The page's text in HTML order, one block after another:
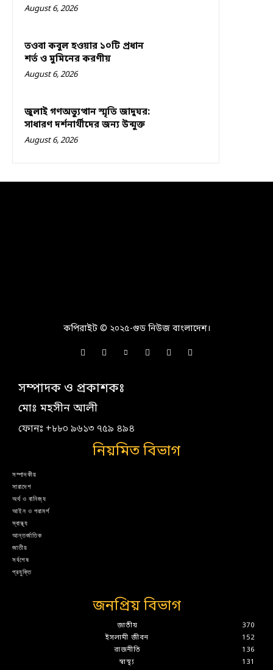
August 6, 2026
তওবা কবুল হওয়ার ১০টি প্রধান
শর্ত ও মুমিনের করণীয়
August 6, 2026
জুলাই গণঅভ্যুত্থান স্মৃতি জাদুঘর:
সাধারণ দর্শনার্থীদের জন্য উন্মুক্ত
August 6, 2026
কপিরাইট © ২০২৫-গুড নিউজ বাংলাদেশ।
সম্পাদক ও প্রকাশকঃ
মোঃ মহসীন আলী
ফোনঃ +৮৮০ ৯৬১৩ ৭৫৯ ৪৯৪
নিয়মিত বিভাগ
সম্পাদকীয়
সারাদেশ
অর্থ ও বানিজ্য
আইন ও পরামর্শ
স্বাস্থ্য
আন্তর্জাতিক
জাতীয়
সর্বশেষ
প্রযুক্তি
জনপ্রিয় বিভাগ
জাতীয়
370
ইসলামী জীবন
152
রাজনীতি
136
স্বাস্থ্য
131